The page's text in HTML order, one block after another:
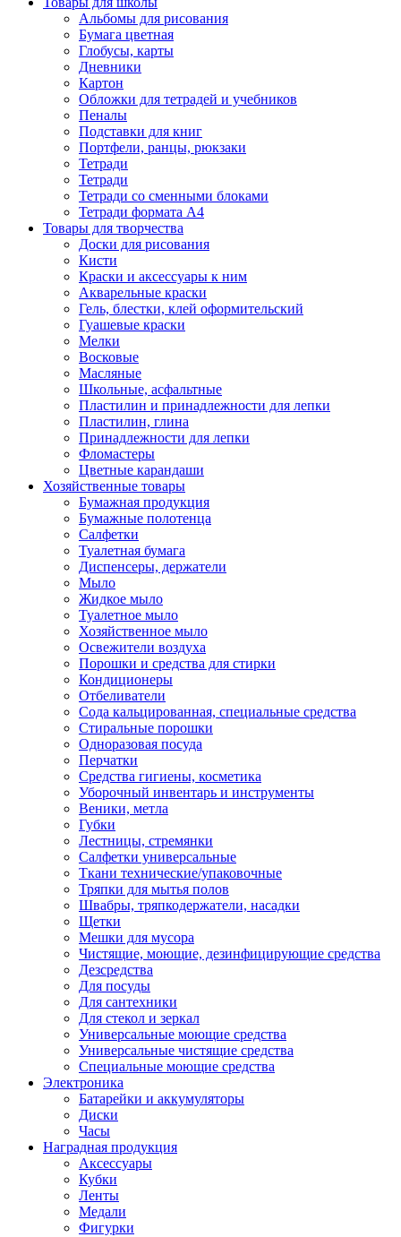
Альбомы для рисования
Бумага цветная
Глобусы, карты
Дневники
Картон
Обложки для тетрадей и учебников
Пеналы
Подставки для книг
Портфели, ранцы, рюкзаки
Тетради
Тетради
Тетради со сменными блоками
Тетради формата А4
Товары для творчества
Доски для рисования
Кисти
Краски и аксессуары к ним
Акварельные краски
Гель, блестки, клей оформительский
Гуашевые краски
Мелки
Восковые
Масляные
Школьные, асфальтные
Пластилин и принадлежности для лепки
Пластилин, глина
Принадлежности для лепки
Фломастеры
Цветные карандаши
Хозяйственные товары
Бумажная продукция
Бумажные полотенца
Салфетки
Туалетная бумага
Диспенсеры, держатели
Мыло
Жидкое мыло
Туалетное мыло
Хозяйственное мыло
Освежители воздуха
Порошки и средства для стирки
Кондиционеры
Отбеливатели
Сода кальцированная, специальные средства
Стиральные порошки
Одноразовая посуда
Перчатки
Средства гигиены, косметика
Уборочный инвентарь и инструменты
Веники, метла
Губки
Лестницы, стремянки
Салфетки универсальные
Ткани технические/упаковочные
Тряпки для мытья полов
Швабры, тряпкодержатели, насадки
Щетки
Мешки для мусора
Чистящие, моющие, дезинфицирующие средства
Дезсредства
Для посуды
Для сантехники
Для стекол и зеркал
Универсальные моющие средства
Универсальные чистящие средства
Специальные моющие средства
Электроника
Батарейки и аккумуляторы
Диски
Часы
Наградная продукция
Аксессуары
Кубки
Ленты
Медали
Фигурки